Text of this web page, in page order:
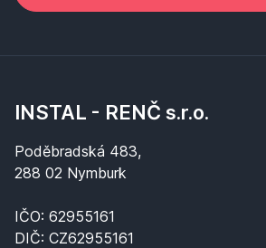
INSTAL - RENČ s.r.o.
Poděbradská 483,
288 02 Nymburk
IČO: 62955161
DIČ: CZ62955161